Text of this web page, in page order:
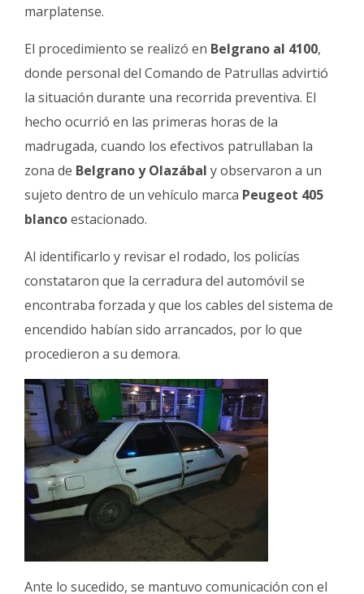
marplatense.
El procedimiento se realizó en Belgrano al 4100,
donde personal del Comando de Patrullas advirtió
la situación durante una recorrida preventiva. El
hecho ocurrió en las primeras horas de la
madrugada, cuando los efectivos patrullaban la
zona de Belgrano y Olazábal y observaron a un
sujeto dentro de un vehículo marca Peugeot 405
blancoestacionado.
Al identificarlo y revisar el rodado, los policías
constataron que la cerradura del automóvil se
encontraba forzada y que los cables del sistema de
encendido habían sido arrancados, por lo que
procedieron a su demora.
Ante lo sucedido, se mantuvo comunicación con el